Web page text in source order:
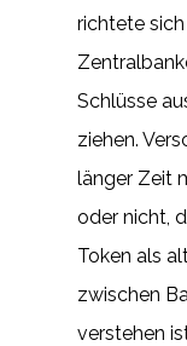
richtete
Schlüsse
ziehen.
länger Zeit
oder nicht,
Token als
zwischen
verstehen